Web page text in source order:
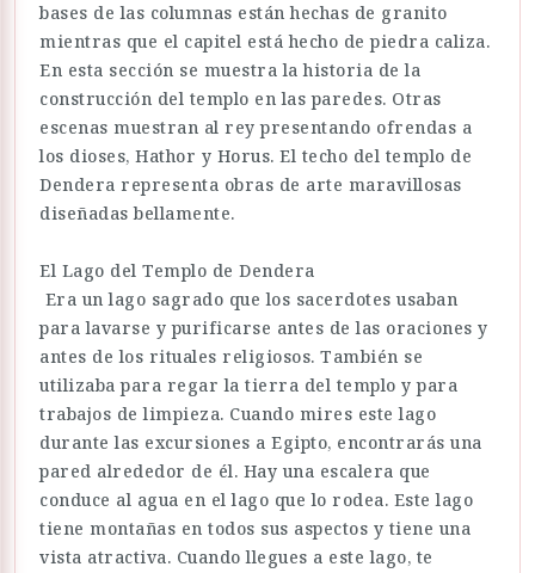
bases de las columnas están hechas de granito
mientras que el capitel está hecho de piedra caliza.
En esta sección se muestra la historia de la
construcción del templo en las paredes. Otras
escenas muestran al rey presentando ofrendas a
los dioses, Hathor y Horus. El techo del templo de
Dendera representa obras de arte maravillosas
diseñadas bellamente.
El Lago del Templo de Dendera
Era un lago sagrado que los sacerdotes usaban
para lavarse y purificarse antes de las oraciones y
antes de los rituales religiosos. También se
utilizaba para regar la tierra del templo y para
trabajos de limpieza. Cuando mires este lago
durante las excursiones a Egipto, encontrarás una
pared alrededor de él. Hay una escalera que
conduce al agua en el lago que lo rodea. Este lago
tiene montañas en todos sus aspectos y tiene una
vista atractiva. Cuando llegues a este lago, te